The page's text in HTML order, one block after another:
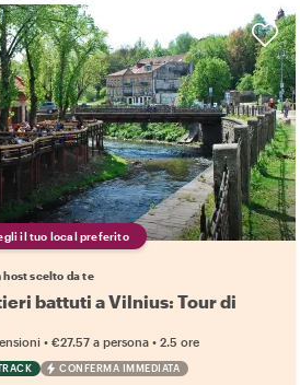
il tuo local preferito
host scelto da te
battuti a Vilnius: Tour di
• €27.57 a persona • 2.5 ore
CONFERMA IMMEDIATA